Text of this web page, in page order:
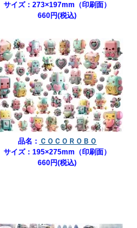
サイズ：273×197mm（印刷面）
660円(税込)
品名： ＣＯＣＯＲＯＢＯ
サイズ：195×275mm（印刷面）
660円(税込)